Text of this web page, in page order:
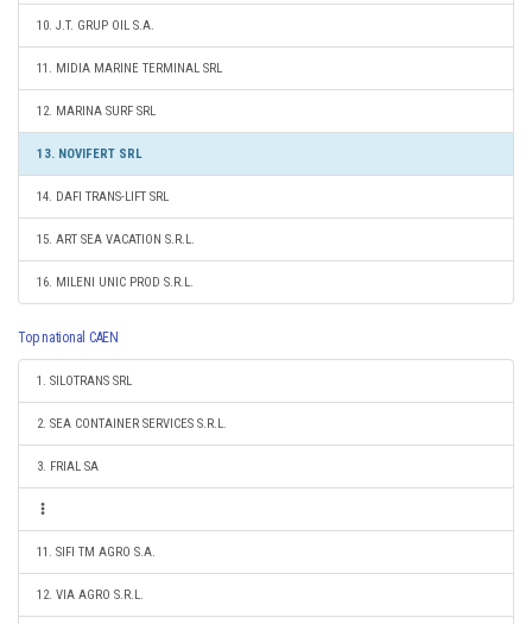
10. J.T. GRUP OIL S.A.
11. MIDIA MARINE TERMINAL SRL
12. MARINA SURF SRL
13. NOVIFERT SRL
14. DAFI TRANS-LIFT SRL
15. ART SEA VACATION S.R.L.
16. MILENI UNIC PROD S.R.L.
Top national CAEN
1. SILOTRANS SRL
2. SEA CONTAINER SERVICES S.R.L.
3. FRIAL SA
11. SIFI TM AGRO S.A.
12. VIA AGRO S.R.L.